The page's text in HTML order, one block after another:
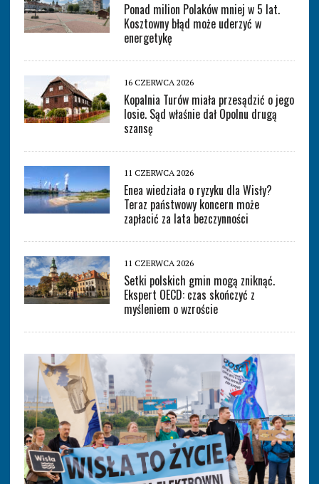
Ponad milion Polaków mniej w 5 lat.
Kosztowny błąd może uderzyć w
energetykę
16 CZERWCA 2026
Kopalnia Turów miała przesądzić o jego
losie. Sąd właśnie dał Opolnu drugą
szansę
11 CZERWCA 2026
Enea wiedziała o ryzyku dla Wisły?
Teraz państwowy koncern może
zapłacić za lata bezczynności
11 CZERWCA 2026
Setki polskich gmin mogą zniknąć.
Ekspert OECD: czas skończyć z
myśleniem o wzroście